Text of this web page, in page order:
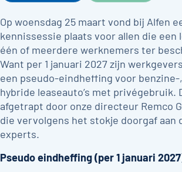
Op woensdag 25 maart vond bij Alfen
kennissessie plaats voor allen die een
één of meerdere werknemers ter
Want per 1 januari 2027 zijn
een pseudo-eindheffing voor
hybride leaseauto’s met privégebruik.
afgetrapt door onze directeur Remco
die vervolgens het stokje doorgaf aan
experts.
Pseudo eindheffing (per 1 januari